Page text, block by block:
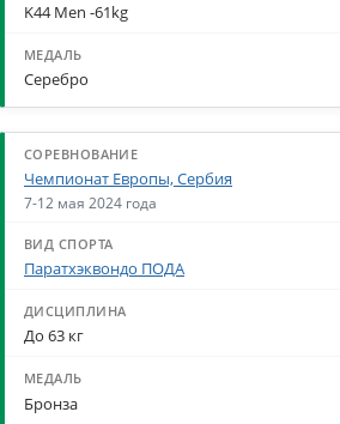
K44 Men -61kg
Серебро
Чемпионат Европы, Сербия
7-12 мая 2024 года
Паратхэквондо ПОДА
До 63 кг
Бронза